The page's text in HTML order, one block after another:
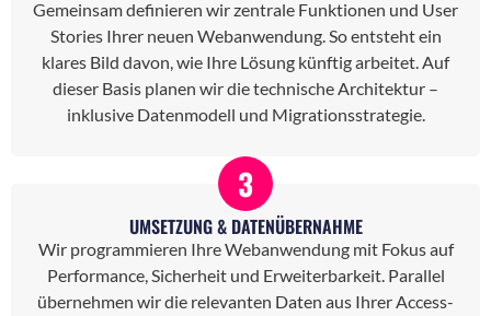
Gemeinsam definieren wir zentrale Funktionen und User
Stories Ihrer neuen Webanwendung. So entsteht ein
klares Bild davon, wie Ihre Lösung künftig arbeitet. Auf
dieser Basis planen wir die technische Architektur –
inklusive Datenmodell und Migrationsstrategie.
3
UMSETZUNG & DATENÜBERNAHME
Wir programmieren Ihre Webanwendung mit Fokus auf
Performance, Sicherheit und Erweiterbarkeit. Parallel
übernehmen wir die relevanten Daten aus Ihrer Access-